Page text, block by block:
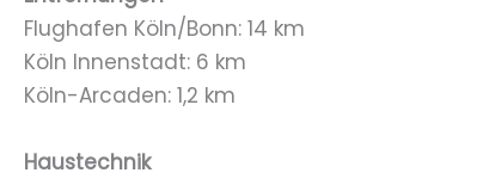
Flughafen Köln/Bonn: 14 km
Köln Innenstadt: 6 km
Köln-Arcaden: 1,2 km
Haustechnik